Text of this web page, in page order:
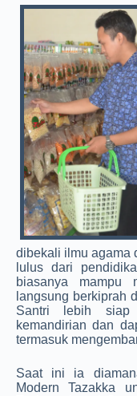
dibekali ilmu agama
lulus dari
biasanya mampu
langsung berkiprah
Santri­ lebih siap
kemandirian dan
termasuk
Saat ini ia
Modern Tazakka